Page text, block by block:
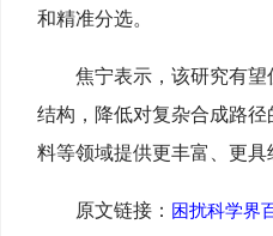
和精准分选。
焦宁表示，该研究有
结构，降低对复杂合成路
料等领域提供更丰富、更具
原文链接： 困扰科学界